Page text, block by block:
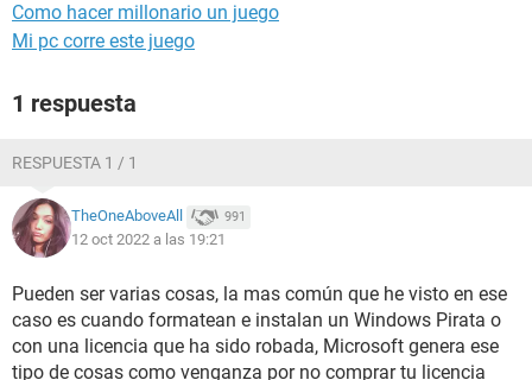
Como hacer millonario un juego
Mi pc corre este juego
1 respuesta
RESPUESTA 1 / 1
TheOneAboveAll 991
12 oct 2022 a las 19:21
Pueden ser varias cosas, la mas común que he visto en ese
caso es cuando formatean e instalan un Windows Pirata o
con una licencia que ha sido robada, Microsoft genera ese
tipo de cosas como venganza por no comprar tu licencia